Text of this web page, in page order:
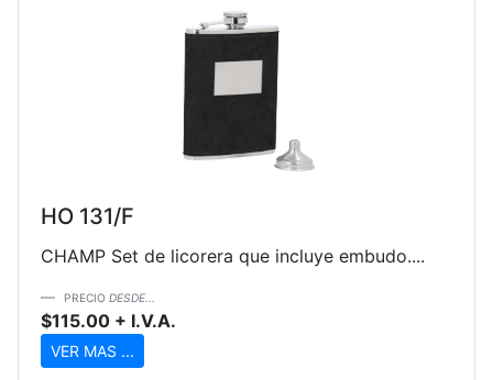
HO 131/F
CHAMP Set de licorera que incluye embudo....
PRECIO DESDE...
$115.00 + I.V.A.
VER MAS ...